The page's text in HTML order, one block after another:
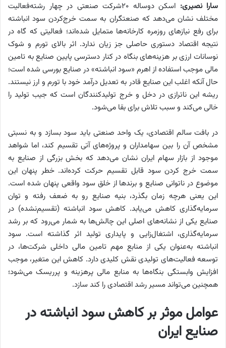
سارا نصیری:
اسکن دوساله 20شرکت صنعتی در چهار رشته‌فعالیت
مختلف نشان می‌دهد که صنعتگران به سمت خرج‌کردن سود انباشته
برای رفع نیازهای روزمره کارخانه‌ها متمایل شده‌‌‌اند؛ فعالیتی که گاه در
نتیجه اقتصاد دستوری حاصلی جز زیان ندارد. اثر بالای تورم و شوک
نوسانات ارزی بر هزینه‌‌‌های بنگاه در کنار دسترسی پایین صنایع به تامین
مالی موجب استفاده از اهرم «سود انباشته» در صنایع بورسی شده است؛
حال آنکه اغلب این صنایع قادر به تعدیل درآمد خود با تورم و ارز نیستند.
ریشه این ناترازی در دخل و خرج تولیدکنندگان است که جیب تولید را
خالی می‌کند و سبب تلاش برای بقا می‌شود.
در بافت سالم اقتصادی، یک واحد صنعتی باید سود بسازد و به نسبتی
مشخص آن را بین سهامداران و پروژه‌‌‌های آتی تقسیم کند، اما شواهد
موجود از بازار سهام ایران نشان می‌دهد که بخش بزرگی از صنایع به
سمت خرج کردن سود قابل تقسیم حرکت کرده‌‌‌اند. خطر پنهان این
موضوع در ناتوانی صنایع و برندها از خلق سود واقعی پنهان شده است.
این یعنی هرچه زمان بگذرد، بنیه صنایع رو به ضعف رفته و توان
سرمایه‌گذاری کاهش می‌‌‌یابد. کاهش سود انباشته (تقسیم‌نشده) در
صنایع یکی از نشانه‌‌‌های اصلی این چالش‌‌‌ها به شمار می‌رود که بر رشد
سرمایه‌گذاری، اشتغال‌زایی و پایداری تولید اثر گذاشته است. سود
انباشته به‌‌‌عنوان یکی از منابع مهم تامین مالی داخلی شرکت‌ها، در
توسعه فعالیت‌‌‌های تولیدی نقش کلیدی دارد. کاهش این متغیر، موجب
افزایش وابستگی بنگاه‌‌‌ها به منابع مالی پرهزینه و پرریسک می‌شود؛
همچنین می‌‌‌تواند مسیر رشد اقتصادی را کند سازد.
عوامل موثر بر کاهش سود انباشته در
صنایع ایران